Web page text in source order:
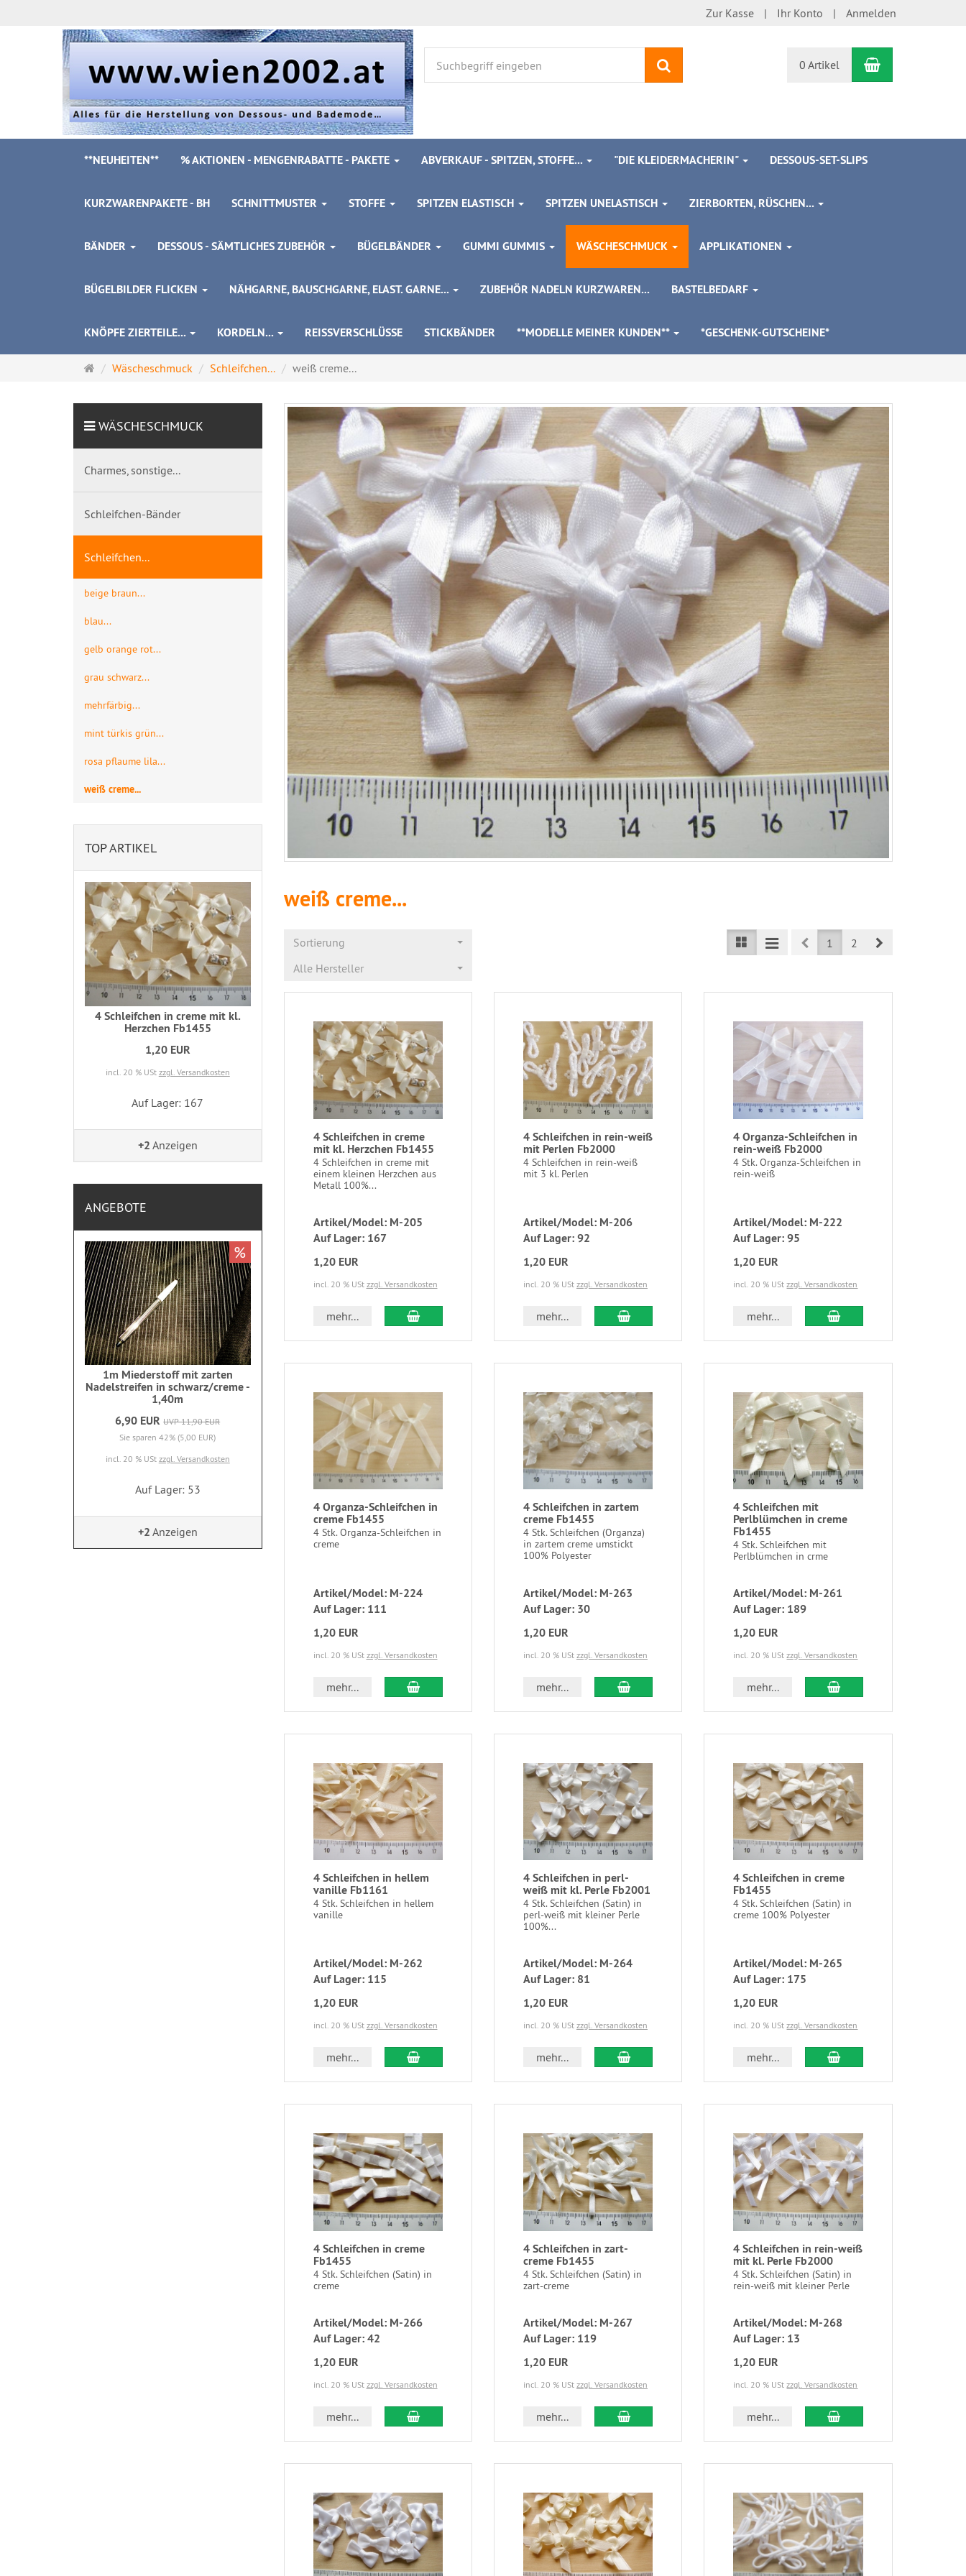
Zur Kasse Ihr Konto Anmelden
0 Artikel Warenkorb
**NEUHEITEN** % AKTIONEN - MENGENRABATTE - PAKETE ABVERKAUF - SPITZEN, STOFFE... "DIE KLEIDERMACHERIN" DESSOUS-SET-SLIPS
KURZWARENPAKETE - BH SCHNITTMUSTER STOFFE SPITZEN ELASTISCH SPITZEN UNELASTISCH ZIERBORTEN, RÜSCHEN...
BÄNDER DESSOUS - SÄMTLICHES ZUBEHÖR BÜGELBÄNDER GUMMI GUMMIS WÄSCHESCHMUCK APPLIKATIONEN
BÜGELBILDER FLICKEN NÄHGARNE, BAUSCHGARNE, ELAST. GARNE... ZUBEHÖR NADELN KURZWAREN... BASTELBEDARF
KNÖPFE ZIERTEILE... KORDELN... REISSVERSCHLÜSSE STICKBÄNDER **MODELLE MEINER KUNDEN** *GESCHENK-GUTSCHEINE*
Startseite
Wäscheschmuck Schleifchen... weiß creme...
weiß creme...
Sortierung
Alle Hersteller
Prev1 2 Next
4 Schleifchen in creme
mit kl. Herzchen Fb1455
4 Schleifchen in creme mit
einem kleinen Herzchen aus
Metall 100%...
Artikel/Model: M-205
Auf Lager: 167
1,20 EUR
incl. 20 % USt zzgl. Versandkosten
mehr...
4 Schleifchen in rein-weiß
mit Perlen Fb2000
4 Schleifchen in rein-weiß
mit 3 kl. Perlen
Artikel/Model: M-206
Auf Lager: 92
1,20 EUR
incl. 20 % USt zzgl. Versandkosten
mehr...
4 Organza-Schleifchen in
rein-weiß Fb2000
4 Stk. Organza-Schleifchen in
rein-weiß
Artikel/Model: M-222
Auf Lager: 95
1,20 EUR
incl. 20 % UStzzgl. Versandkosten
mehr...
4 Organza-Schleifchen in
creme Fb1455
4 Stk. Organza-Schleifchen in
creme
Artikel/Model: M-224
Auf Lager: 111
1,20 EUR
incl. 20 % USt zzgl. Versandkosten
mehr...
4 Schleifchen in zartem
creme Fb1455
4 Stk. Schleifchen (Organza)
in zartem creme umstickt
100% Polyester
Artikel/Model: M-263
Auf Lager: 30
1,20 EUR
incl. 20 % USt zzgl. Versandkosten
mehr...
4 Schleifchen mit
Perlblümchen in creme
Fb1455
4 Stk. Schleifchen mit
Perlblümchen in crme
Artikel/Model: M-261
Auf Lager: 189
1,20 EUR
incl. 20 % UStzzgl. Versandkosten
mehr...
4 Schleifchen in hellem
vanille Fb1161
4 Stk. Schleifchen in hellem
vanille
Artikel/Model: M-262
Auf Lager: 115
1,20 EUR
incl. 20 % USt zzgl. Versandkosten
mehr...
4 Schleifchen in perl-
weiß mit kl. Perle Fb2001
4 Stk. Schleifchen (Satin) in
perl-weiß mit kleiner Perle
100%...
Artikel/Model: M-264
Auf Lager: 81
1,20 EUR
incl. 20 % USt zzgl. Versandkosten
mehr...
4 Schleifchen in creme
Fb1455
4 Stk. Schleifchen (Satin) in
creme 100% Polyester
Artikel/Model: M-265
Auf Lager: 175
1,20 EUR
incl. 20 % UStzzgl. Versandkosten
mehr...
4 Schleifchen in creme
Fb1455
4 Stk. Schleifchen (Satin) in
creme
Artikel/Model: M-266
Auf Lager: 42
1,20 EUR
incl. 20 % USt zzgl. Versandkosten
mehr...
4 Schleifchen in zart-
creme Fb1455
4 Stk. Schleifchen (Satin) in
zart-creme
Artikel/Model: M-267
Auf Lager: 119
1,20 EUR
incl. 20 % USt zzgl. Versandkosten
mehr...
4 Schleifchen in rein-weiß
mit kl. Perle Fb2000
4 Stk. Schleifchen (Satin) in
rein-weiß mit kleiner Perle
Artikel/Model: M-268
Auf Lager: 13
1,20 EUR
incl. 20 % UStzzgl. Versandkosten
mehr...
WÄSCHESCHMUCK
Charmes, sonstige...
Schleifchen-Bänder
Schleifchen...
beige braun...
blau...
gelb orange rot...
grau schwarz...
mehrfärbig...
mint türkis grün...
rosa pflaume lila...
weiß creme...
TOP ARTIKEL
4 Schleifchen in creme mit kl.
Herzchen Fb1455
1,20 EUR
incl. 20 % USt zzgl. Versandkosten
Auf Lager: 167
+2 Anzeigen
ANGEBOTE
1m Miederstoff mit zarten
Nadelstreifen in schwarz/creme -
1,40m
6,90 EUR UVP 11,90 EUR
Sie sparen 42% (5,00 EUR)
incl. 20 % USt zzgl. Versandkosten
Auf Lager: 53
%
+2 Anzeigen